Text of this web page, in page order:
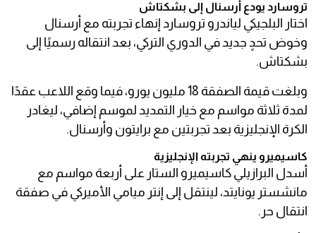
تروسارد يودع أرسنال إلى بشكتاش
اختار البلجيكي لياندرو تروسارد إنهاء تجربته مع أرسنال
وخوض تحدٍ جديد في الدوري التركي، بعد انتقاله رسميًا إلى
بشكتاش.
وبلغت قيمة الصفقة 18 مليون يورو، فيما وقع اللاعب عقدًا
لمدة ثلاثة مواسم مع خيار التمديد لموسم إضافي، ليغادر
الكرة الإنجليزية بعد تجربتين مع برايتون وأرسنال.
كاسيميرو ينهي تجربته الإنجليزية
أسدل البرازيلي كاسيميرو الستار على أربعة مواسم مع
مانشستر يونايتد، لينتقل إلى إنتر ميامي الأميركي في صفقة
انتقال حر.